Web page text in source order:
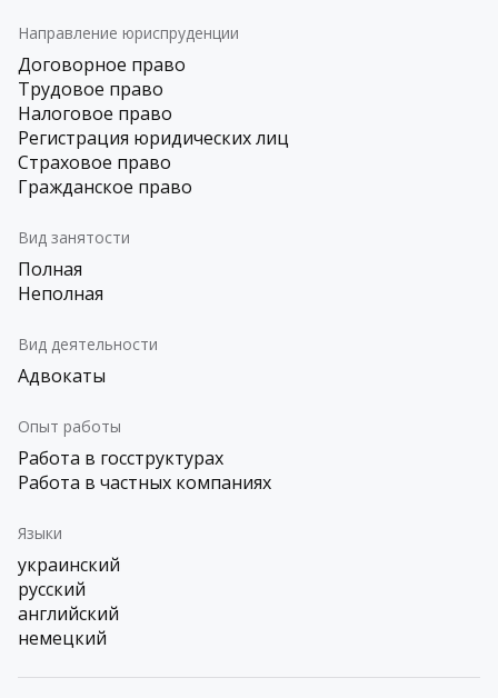
Направление юриспруденции
Договорное право
Трудовое право
Налоговое право
Регистрация юридических лиц
Страховое право
Гражданское право
Вид занятости
Полная
Неполная
Вид деятельности
Адвокаты
Опыт работы
Работа в госструктурах
Работа в частных компаниях
Языки
украинский
русский
английский
немецкий